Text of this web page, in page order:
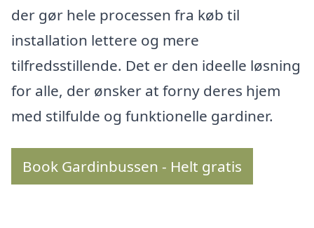
der gør hele processen fra køb til
installation lettere og mere
tilfredsstillende. Det er den ideelle løsning
for alle, der ønsker at forny deres hjem
med stilfulde og funktionelle gardiner.
Book Gardinbussen - Helt gratis